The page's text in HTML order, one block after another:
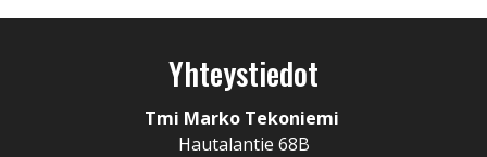
Yhteystiedot
Tmi Marko Tekoniemi
Hautalantie 68B